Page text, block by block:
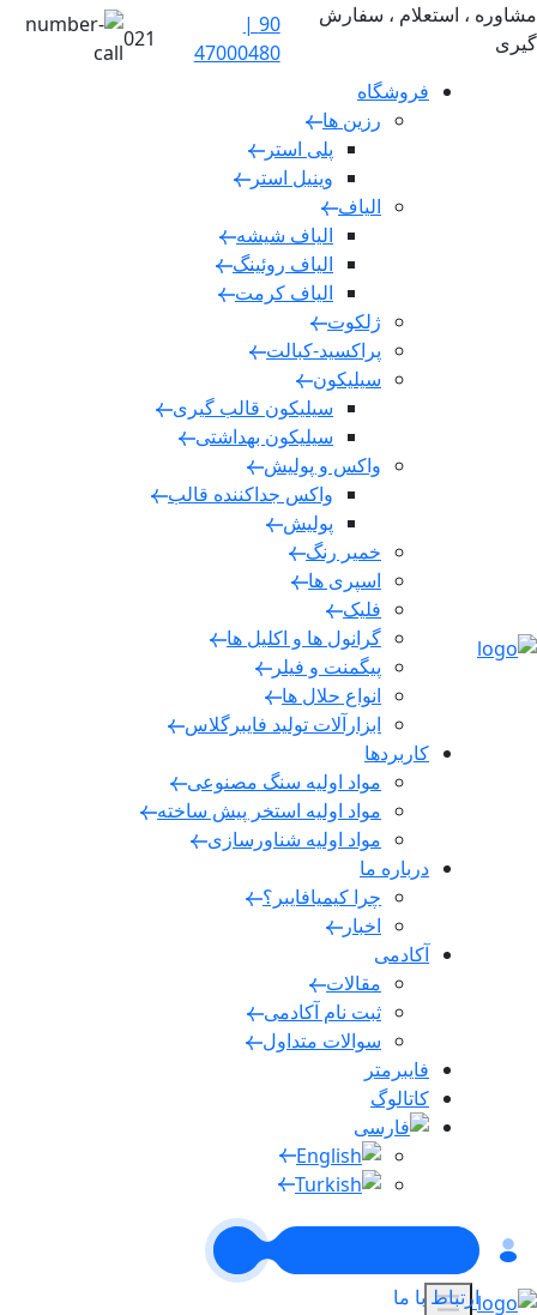
مشاوره ، استعلام ، سفارش
گیری
90 |
47000480
021
فروشگاه
رزین ها
پلی استر
وینیل استر
الیاف
الیاف شیشه
الیاف روئینگ
الیاف کرمت
ژلکوت
پراکسید-کبالت
سیلیکون
سیلیکون قالب گیری
سیلیکون بهداشتی
واکس و پولیش
واکس جداکننده قالب
پولیش
خمیر رنگ
اسپری ها
فلیک
گرانول ها و اکلیل ها
پیگمنت و فیلر
انواع حلال ها
ابزارآلات تولید فایبرگلاس
کاربردها
مواد اولیه سنگ مصنوعی
مواد اولیه استخر پیش ساخته
مواد اولیه شناورسازی
درباره ما
چرا کیمیا‌فایبر؟
اخبار
آکادمی
مقالات
ثبت نام آکادمی
سوالات متداول
فایبر‌متر
کاتالوگ
ارتباط با ما